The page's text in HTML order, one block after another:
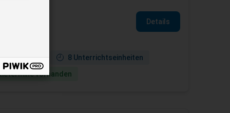
Details
verfügbar
8 Unterrichtseinheiten
vorhanden